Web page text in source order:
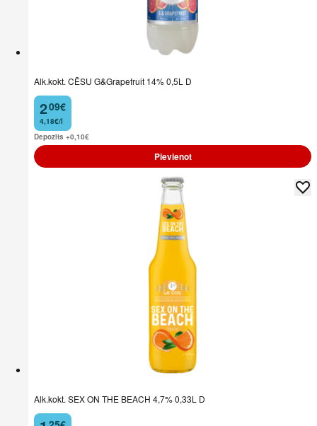
Alk.kokt. CĒSU G&Grapefruit 14% 0,5L D
2
. 09€
4,18€/l
Depozīts +0,10€
Pievienot
Alk.kokt. SEX ON THE BEACH 4,7% 0,33L D